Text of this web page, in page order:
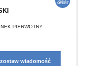
OFERT
PIERWOTNY
zostaw wiadomość